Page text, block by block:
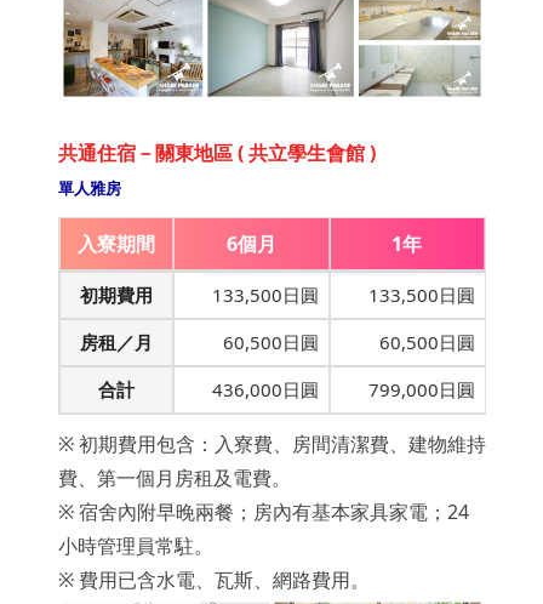
共通住宿－關東地區 ( 共立學生會館 )
單人雅房
入寮期間 6個月 1年
初期費用 133,500日圓
133,500日圓
房租／月
60,500日圓
60,500日圓
合計
436,000日圓 799,000日圓
※ 初期費用包含：入寮費、房間清潔費、建物維持
費、第一個月房租及電費。
※ 宿舍內附早晚兩餐；房內有基本家具家電；24
小時管理員常駐。
※ 費用已含水電、瓦斯、網路費用。